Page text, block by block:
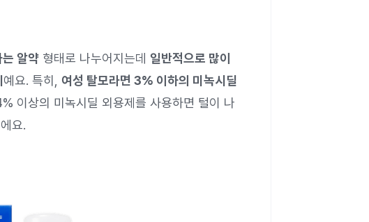
알약 형태로 나누어지는데 일반적으로 많이
예요. 특히, 여성 탈모라면 3% 이하의 미녹시딜
이상의 미녹시딜 외용제를 사용하면 털이 나
요.